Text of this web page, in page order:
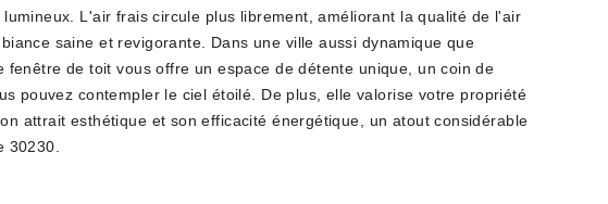
lumineux. L'air frais circule plus librement, améliorant la qualité de l'air
saine et revigorante. Dans une ville aussi dynamique que
fenêtre de toit vous offre un espace de détente unique, un coin de
pouvez contempler le ciel étoilé. De plus, elle valorise votre propriété
attrait esthétique et son efficacité énergétique, un atout considérable
30230.